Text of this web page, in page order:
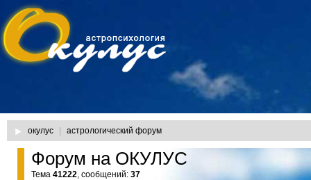
окулус астрологический форум
Форум на ОКУЛУС
Тема 41222, сообщений: 37